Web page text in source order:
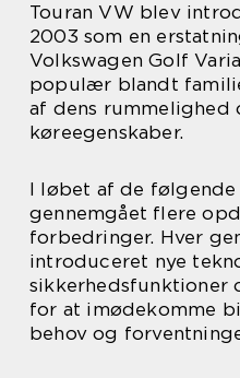
Touran VW blev
2003 som en
Volkswagen Golf
populær blandt
af dens rummelighed
køreegenskaber.
I løbet af de følgende
gennemgået flere
forbedringer. Hver
introduceret nye
sikkerhedsfunktioner
for at imødekomme
behov og